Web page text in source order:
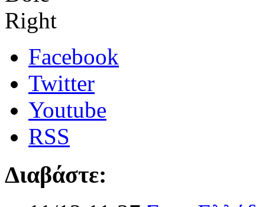
Facebook
Twitter
Youtube
RSS
Διαβάστε: